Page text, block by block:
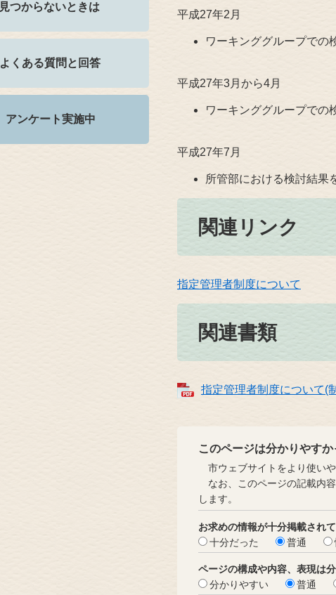
平成27年2月
ワーキンググループでの
平成27年3月から4月
ワーキンググループでの
平成27年7月
所管部における検討結果
関連リンク
指定管理者制度について
関連書類
指定管理者制度について(
このページは分かりやすか
市ウェブサイトをより使い
なお、このページの記載内
します。
お求めの情報が十分掲載され
十分だった
普通
ページの構成や内容、表現は
分かりやすい
普通
見つからないときは
よくある質問と回答
アンケート実施中